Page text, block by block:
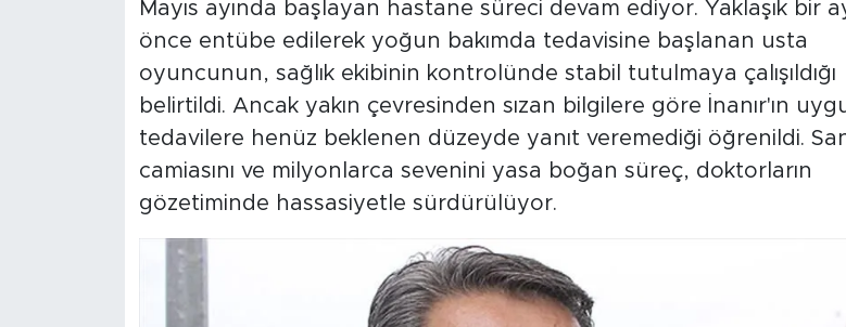
Mayıs ayında başlayan hastane süreci devam ediyor. Yaklaşık bir
önce entübe edilerek yoğun bakımda tedavisine başlanan usta
oyuncunun, sağlık ekibinin kontrolünde stabil tutulmaya çalışıldığı
belirtildi. Ancak yakın çevresinden sızan bilgilere göre İnanır'ın
tedavilere henüz beklenen düzeyde yanıt veremediği öğrenildi.
camiasını ve milyonlarca sevenini yasa boğan süreç, doktorların
gözetiminde hassasiyetle sürdürülüyor.